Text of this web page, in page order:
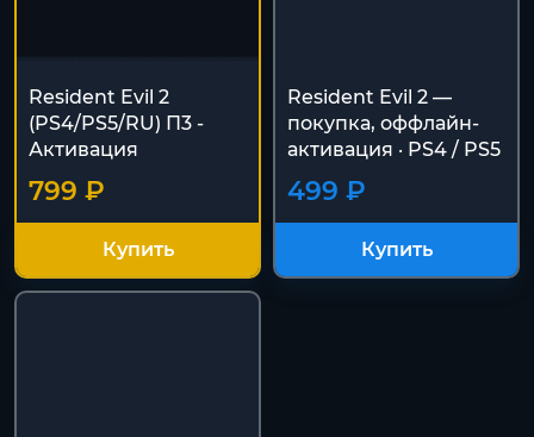
Resident Evil 2
(PS4/PS5/RU) П3 -
Активация
799 ₽
Купить
Resident Evil 2 —
покупка, оффлайн-
активация · PS4 / PS5
499 ₽
Купить